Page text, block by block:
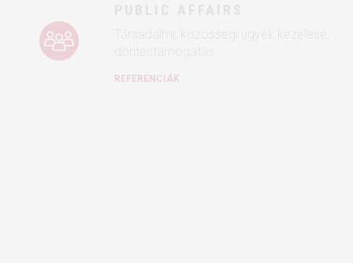
REFERENCIÁK